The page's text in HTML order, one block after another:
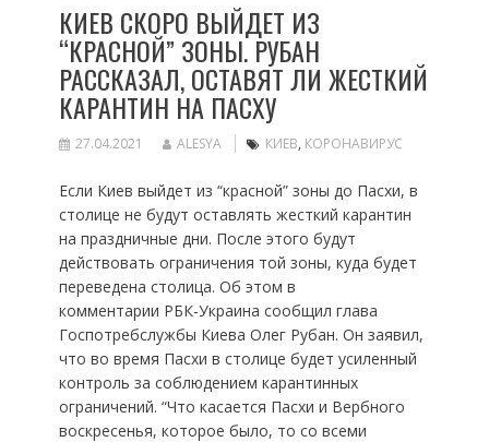
КИЕВ СКОРО ВЫЙДЕТ ИЗ
“КРАСНОЙ” ЗОНЫ. РУБАН
РАССКАЗАЛ, ОСТАВЯТ ЛИ ЖЕСТКИЙ
КАРАНТИН НА ПАСХУ
27.04.2021 ALESYA КИЕВ, КОРОНАВИРУС
Если Киев выйдет из “красной” зоны до Пасхи, в
столице не будут оставлять жесткий карантин
на праздничные дни. После этого будут
действовать ограничения той зоны, куда будет
переведена столица. Об этом в
комментарии РБК-Украина сообщил глава
Госпотребслужбы Киева Олег Рубан. Он заявил,
что во время Пасхи в столице будет усиленный
контроль за соблюдением карантинных
ограничений. “Что касается Пасхи и Вербного
воскресенья, которое было, то со всеми